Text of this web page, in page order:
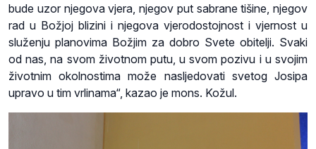
bude uzor njegova vjera, njegov put sabrane tišine, njegov
rad u Božjoj blizini i njegova vjerodostojnost i vjernost u
služenju planovima Božjim za dobro Svete obitelji. Svaki
od nas, na svom životnom putu, u svom pozivu i u svojim
životnim okolnostima može nasljedovati svetog Josipa
upravo u tim vrlinama“, kazao je mons. Kožul.